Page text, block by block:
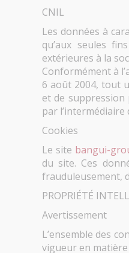
CNIL
Les données à
qu’aux seules
extérieures à la
Conformément à
6 août 2004, tout
et de suppression
par
Cookies
Le site bangui-
du site. Ces
frauduleusement,
PROPRIÉTÉ
Avertissement
L’ensemble des
vigueur en